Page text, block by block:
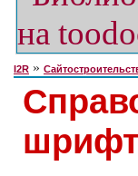
I2R »